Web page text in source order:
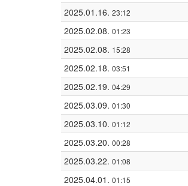
2025.01.16. 23:12
2025.02.08. 01:23
2025.02.08. 15:28
2025.02.18. 03:51
2025.02.19. 04:29
2025.03.09. 01:30
2025.03.10. 01:12
2025.03.20. 00:28
2025.03.22. 01:08
2025.04.01. 01:15